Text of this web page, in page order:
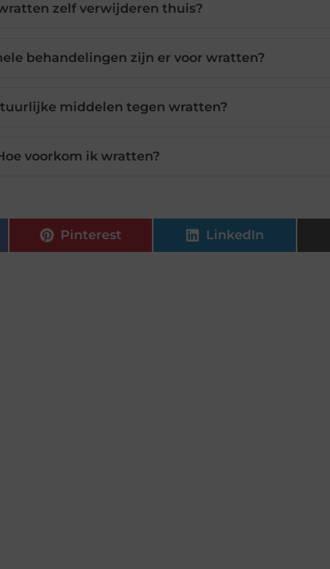
zelf verwijderen thuis?
behandelingen zijn er voor wratten?
middelen tegen wratten?
voorkom ik wratten?
Pinterest LinkedIn